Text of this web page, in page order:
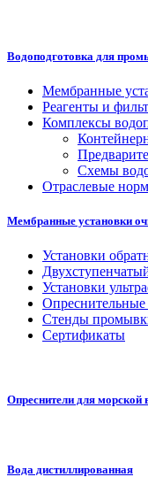
Водоподготовка для
Мембранные
Реагенты и
Комплексы
Схемы
Отраслевые
Мембранные установки
Установки
Установки
Опреснительные
Стенды
Сертификаты
Опреснители для морской
Вода дистиллированная